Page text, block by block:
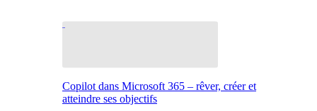
Copilot dans Microsoft 365 – rêver, créer et
atteindre ses objectifs